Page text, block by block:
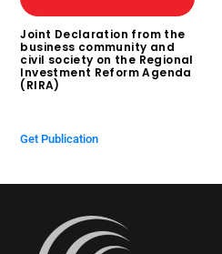
Joint Declaration from the
business community and
civil society on the Regional
Investment Reform Agenda
(RIRA)
Get Publication